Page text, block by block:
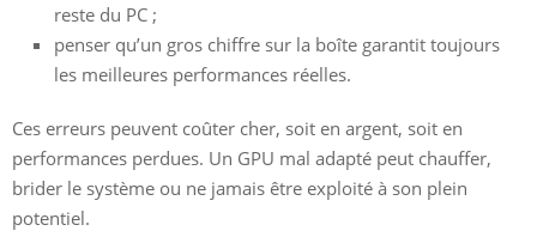
reste du PC ;
penser qu’un gros chiffre sur la boîte garantit toujours
les meilleures performances réelles.
Ces erreurs peuvent coûter cher, soit en argent, soit en
performances perdues. Un GPU mal adapté peut chauffer,
brider le système ou ne jamais être exploité à son plein
potentiel.